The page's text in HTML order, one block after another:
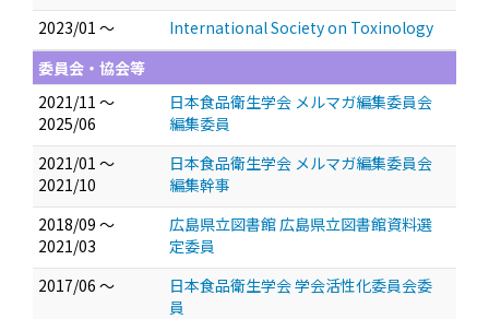
2023/01 ～
International Society on Toxinology
委員会・協会等
2021/11 ～
2025/06
日本食品衛生学会 メルマガ編集委員会
編集委員
2021/01 ～
2021/10
日本食品衛生学会 メルマガ編集委員会
編集幹事
2018/09 ～
2021/03
広島県立図書館 広島県立図書館資料選
定委員
2017/06 ～
日本食品衛生学会 学会活性化委員会委
員